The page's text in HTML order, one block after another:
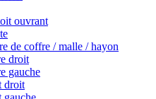
ouvrant
de coffre / malle / hayon
droit
gauche
droit